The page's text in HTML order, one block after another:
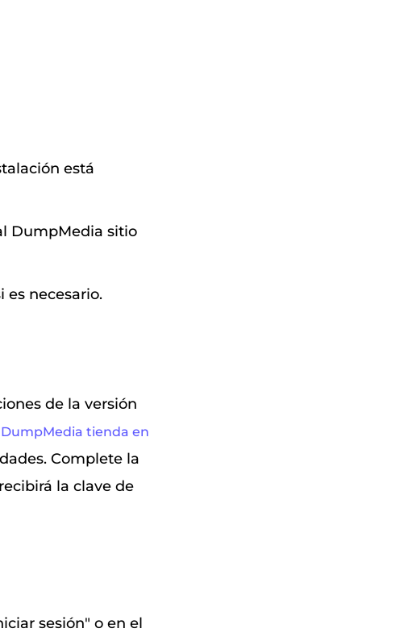
está
DumpMedia sitio
es necesario.
de la versión
DumpMedia tienda en
Complete la
la clave de
sesión" o en el